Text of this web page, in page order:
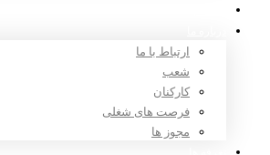
ارتباط با ما
شعب
کارکنان
فرصت های شغلی
مجوز ها